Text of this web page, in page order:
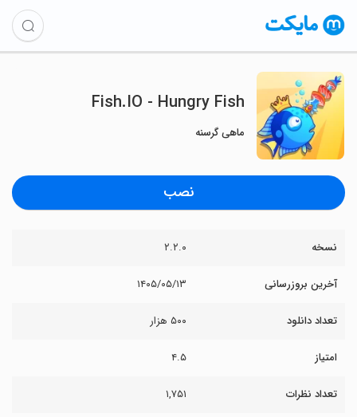
Fish.IO - Hungry Fish
ماهی گرسنه
نصب
نسخه ۲.۲.۰
آخرین بروزرسانی ۱۴۰۵/۰۵/۱۳
تعداد دانلود ۵۰۰ هزار
امتیاز ۴.۵
تعداد نظرات ۱,۷۵۱